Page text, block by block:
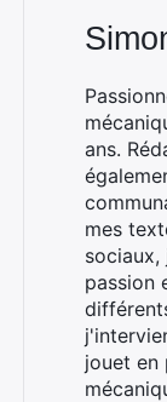
ans.
mes
sociaux,
passion
jouet en